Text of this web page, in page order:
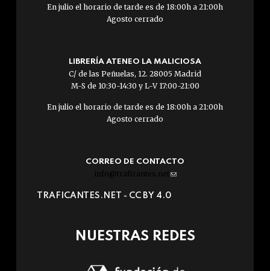
En julio el horario de tarde es de 18:00h a 21:00h
Agosto cerrado
LIBRERÍA ATENEO LA MALICIOSA
C/ de las Peñuelas, 12. 28005 Madrid
M-S de 10:30-14:30 y L-V 17:00-21:00
En julio el horario de tarde es de 18:00h a 21:00h
Agosto cerrado
CORREO DE CONTACTO
info@traficantes.net (link
e-
TRAFICANTES.NET - CC BY 4.0
NUESTRAS REDES